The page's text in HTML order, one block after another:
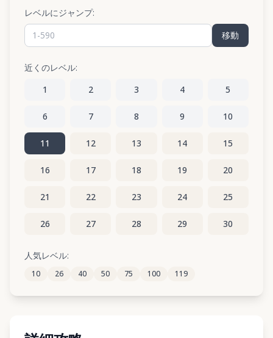
レベルにジャンプ:
移動
近くのレベル:
1
2 3 4 5
6 7 8 9 10
11 12 13 14 15
16 17 18 19 20
21 22 23 24 25
26 27 28 29 30
31
人気レベル:
10 26 40 50 75 100 119